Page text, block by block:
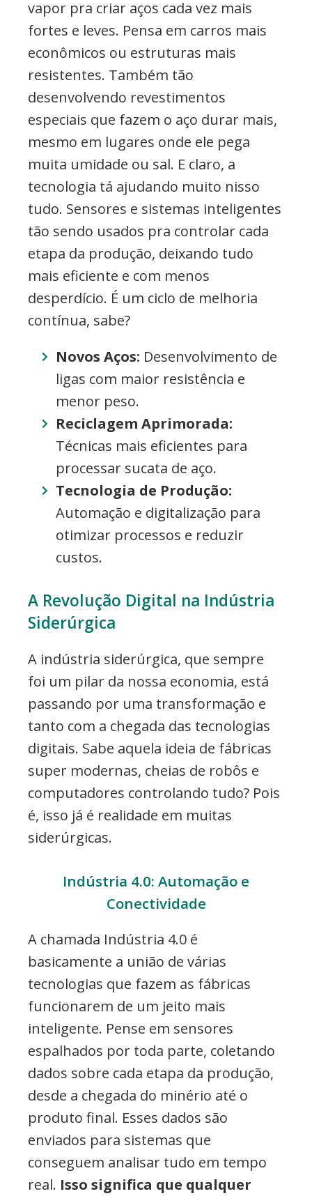
vapor pra criar aços cada vez mais
fortes e leves. Pensa em carros mais
econômicos ou estruturas mais
resistentes. Também tão
desenvolvendo revestimentos
especiais que fazem o aço durar mais,
mesmo em lugares onde ele pega
muita umidade ou sal. E claro, a
tecnologia tá ajudando muito nisso
tudo. Sensores e sistemas inteligentes
tão sendo usados pra controlar cada
etapa da produção, deixando tudo
mais eficiente e com menos
desperdício. É um ciclo de melhoria
contínua, sabe?
Novos Aços: Desenvolvimento de
ligas com maior resistência e
menor peso.
Reciclagem Aprimorada:
Técnicas mais eficientes para
processar sucata de aço.
Tecnologia de Produção:
Automação e digitalização para
otimizar processos e reduzir
custos.
A Revolução Digital na Indústria
Siderúrgica
A indústria siderúrgica, que sempre
foi um pilar da nossa economia, está
passando por uma transformação e
tanto com a chegada das tecnologias
digitais. Sabe aquela ideia de fábricas
super modernas, cheias de robôs e
computadores controlando tudo? Pois
é, isso já é realidade em muitas
siderúrgicas.
Indústria 4.0: Automação e
Conectividade
A chamada Indústria 4.0 é
basicamente a união de várias
tecnologias que fazem as fábricas
funcionarem de um jeito mais
inteligente. Pense em sensores
espalhados por toda parte, coletando
dados sobre cada etapa da produção,
desde a chegada do minério até o
produto final. Esses dados são
enviados para sistemas que
conseguem analisar tudo em tempo
real. Isso significa que qualquer